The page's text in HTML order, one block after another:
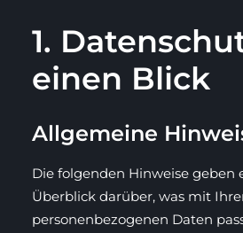
1.
einen Blick
Allgemeine
Die folgenden Hinweise geben
Überblick darüber, was mit
personenbezogenen Daten